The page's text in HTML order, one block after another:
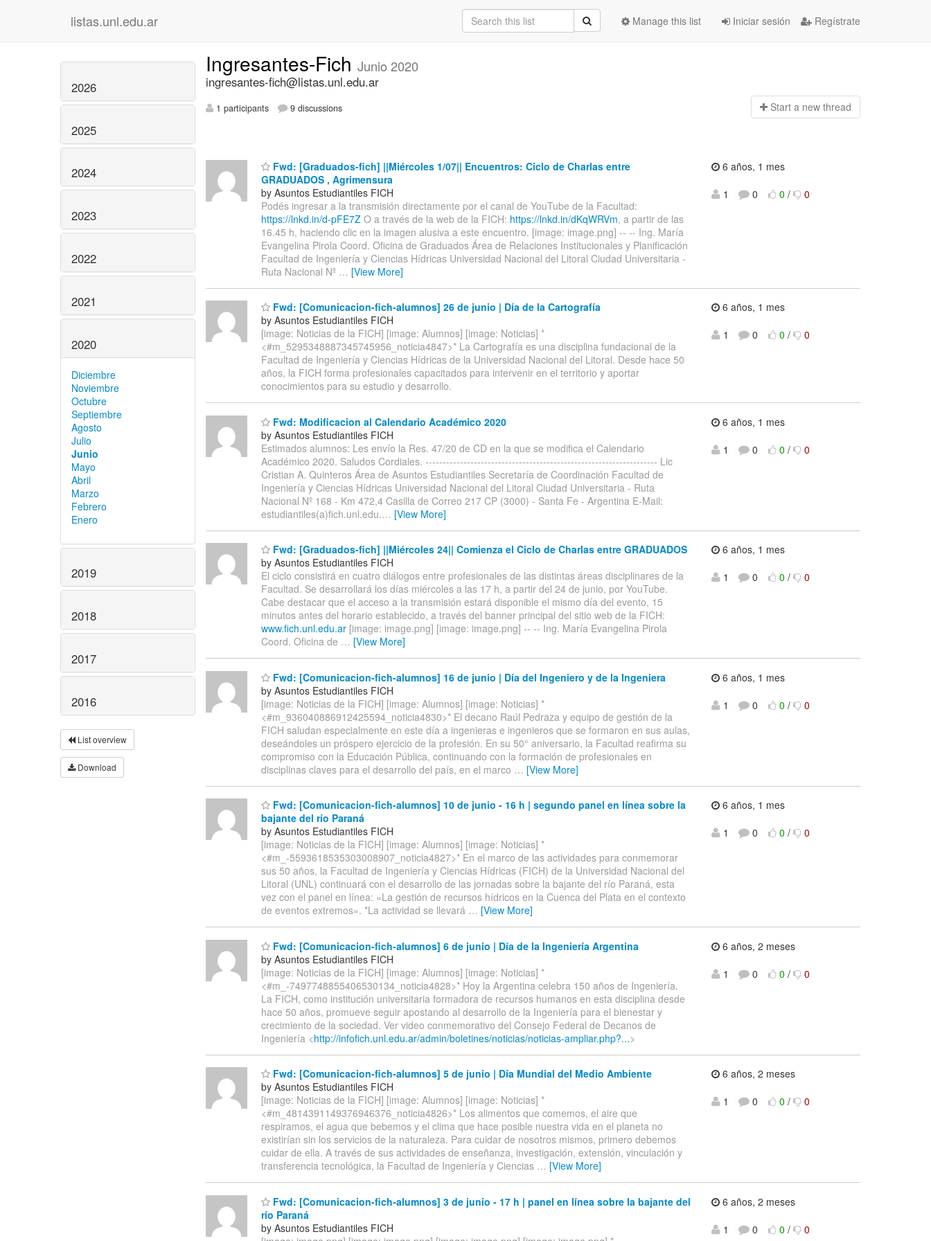
listas.unl.edu.ar Iniciar sesión Regístrate
Manage this list
2026
2025
2024
2023
2022
2021
2020
Diciembre
Noviembre
Octubre
Septiembre
Agosto
Julio
Junio
Mayo
Abril
Marzo
Febrero
Enero
2019
2018
2017
2016
List overview
Download
Ingresantes-Fich Junio 2020
ingresantes-fich@listas.unl.edu.ar
1 participants 9 discussions Start a new thread
Fwd: [Graduados-fich] ||Miércoles 1/07|| Encuentros: Ciclo de Charlas entre
GRADUADOS , Agrimensura
by Asuntos Estudiantiles FICH
Podés ingresar a la transmisión directamente por el canal de YouTube de la Facultad:
https://lnkd.in/d-pFE7Z O a través de la web de la FICH: https://lnkd.in/dKqWRVm, a partir de las
16.45 h, haciendo clic en la imagen alusiva a este encuentro. [image: image.png] -- -- Ing. María
Evangelina Pirola Coord. Oficina de Graduados Área de Relaciones Institucionales y Planificación
Facultad de Ingeniería y Ciencias Hídricas Universidad Nacional del Litoral Ciudad Universitaria -
Ruta Nacional Nº … [View More]
6 años, 1 mes
1
0 0 / 0
Fwd: [Comunicacion-fich-alumnos] 26 de junio | Día de la Cartografía
by Asuntos Estudiantiles FICH
[image: Noticias de la FICH] [image: Alumnos] [image: Noticias] *
<#m_5295348887345745956_noticia4847>* La Cartografía es una disciplina fundacional de la
Facultad de Ingeniería y Ciencias Hídricas de la Universidad Nacional del Litoral. Desde hace 50
años, la FICH forma profesionales capacitados para intervenir en el territorio y aportar
conocimientos para su estudio y desarrollo.
6 años, 1 mes
1
0 0 / 0
Fwd: Modificacion al Calendario Académico 2020
by Asuntos Estudiantiles FICH
Estimados alumnos: Les envío la Res. 47/20 de CD en la que se modifica el Calendario
Académico 2020. Saludos Cordiales. ------------------------------------------------------------------- Lic
Cristian A. Quinteros Área de Asuntos Estudiantiles Secretaría de Coordinación Facultad de
Ingeniería y Ciencias Hídricas Universidad Nacional del Litoral Ciudad Universitaria - Ruta
Nacional Nº 168 - Km 472,4 Casilla de Correo 217 CP (3000) - Santa Fe - Argentina E-Mail:
estudiantiles(a)fich.unl.edu.… [View More]
6 años, 1 mes
1
0 0 / 0
Fwd: [Graduados-fich] ||Miércoles 24|| Comienza el Ciclo de Charlas entre GRADUADOS
by Asuntos Estudiantiles FICH
El ciclo consistirá en cuatro diálogos entre profesionales de las distintas áreas disciplinares de la
Facultad. Se desarrollará los días miércoles a las 17 h, a partir del 24 de junio, por YouTube.
Cabe destacar que el acceso a la transmisión estará disponible el mismo día del evento, 15
minutos antes del horario establecido, a través del banner principal del sitio web de la FICH:
www.fich.unl.edu.ar [image: image.png] [image: image.png] -- -- Ing. María Evangelina Pirola
Coord. Oficina de … [View More]
6 años, 1 mes
1
0 0 / 0
Fwd: [Comunicacion-fich-alumnos] 16 de junio | Día del Ingeniero y de la Ingeniera
by Asuntos Estudiantiles FICH
[image: Noticias de la FICH] [image: Alumnos] [image: Noticias] *
<#m_936040886912425594_noticia4830>* El decano Raúl Pedraza y equipo de gestión de la
FICH saludan especialmente en este día a ingenieras e ingenieros que se formaron en sus aulas,
deseándoles un próspero ejercicio de la profesión. En su 50° aniversario, la Facultad reafirma su
compromiso con la Educación Pública, continuando con la formación de profesionales en
disciplinas claves para el desarrollo del país, en el marco … [View More]
6 años, 1 mes
1
0 0 / 0
Fwd: [Comunicacion-fich-alumnos] 10 de junio - 16 h | segundo panel en línea sobre la
bajante del río Paraná
by Asuntos Estudiantiles FICH
[image: Noticias de la FICH] [image: Alumnos] [image: Noticias] *
<#m_-5593618535303008907_noticia4827>* En el marco de las actividades para conmemorar
sus 50 años, la Facultad de Ingeniería y Ciencias Hídricas (FICH) de la Universidad Nacional del
Litoral (UNL) continuará con el desarrollo de las jornadas sobre la bajante del río Paraná, esta
vez con el panel en línea: «La gestión de recursos hídricos en la Cuenca del Plata en el contexto
de eventos extremos». *La actividad se llevará … [View More]
6 años, 1 mes
1
0 0 / 0
Fwd: [Comunicacion-fich-alumnos] 6 de junio | Día de la Ingeniería Argentina
by Asuntos Estudiantiles FICH
[image: Noticias de la FICH] [image: Alumnos] [image: Noticias] *
<#m_-7497748855406530134_noticia4828>* Hoy la Argentina celebra 150 años de Ingeniería.
La FICH, como institución universitaria formadora de recursos humanos en esta disciplina desde
hace 50 años, promueve seguir apostando al desarrollo de la Ingeniería para el bienestar y
crecimiento de la sociedad. Ver video conmemorativo del Consejo Federal de Decanos de
Ingeniería <http://infofich.unl.edu.ar/admin/boletines/noticias/noticias-ampliar.php?...>
6 años, 2 meses
1
0 0 / 0
Fwd: [Comunicacion-fich-alumnos] 5 de junio | Día Mundial del Medio Ambiente
by Asuntos Estudiantiles FICH
[image: Noticias de la FICH] [image: Alumnos] [image: Noticias] *
<#m_4814391149376946376_noticia4826>* Los alimentos que comemos, el aire que
respiramos, el agua que bebemos y el clima que hace posible nuestra vida en el planeta no
existirían sin los servicios de la naturaleza. Para cuidar de nosotros mismos, primero debemos
cuidar de ella. A través de sus actividades de enseñanza, investigación, extensión, vinculación y
transferencia tecnológica, la Facultad de Ingeniería y Ciencias … [View More]
6 años, 2 meses
1
0 0 / 0
Fwd: [Comunicacion-fich-alumnos] 3 de junio - 17 h | panel en línea sobre la bajante del
río Paraná
by Asuntos Estudiantiles FICH
6 años, 2 meses
1
0 0 / 0